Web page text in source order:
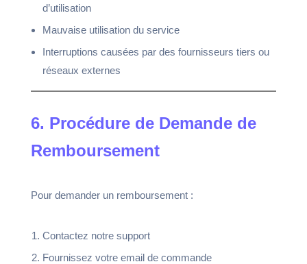
d’utilisation
Mauvaise utilisation du service
Interruptions causées par des fournisseurs tiers ou
réseaux externes
6. Procédure de Demande de
Remboursement
Pour demander un remboursement :
Contactez notre support
Fournissez votre email de commande